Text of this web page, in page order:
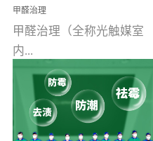
甲醛治理
甲醛治理（全称光触媒室
内...
空气污染净化治理）工业
文明的进步，创造了多姿